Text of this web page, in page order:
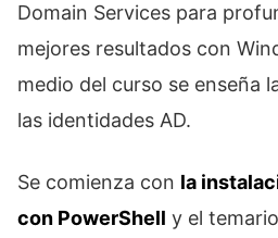
Domain Services para
mejores resultados con
medio del curso se enseña
las identidades AD.
Se comienza con la
con PowerShell y el